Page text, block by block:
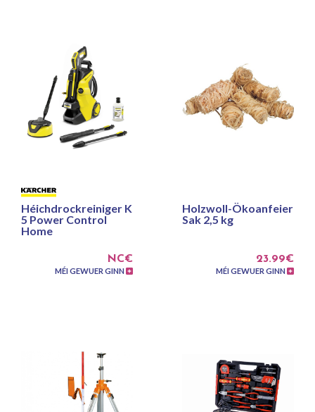
Héichdrockreiniger K
5 Power Control
Home
NC€
MÉI GEWUER GINN
Holzwoll-Ökoanfeier
Sak 2,5 kg
23.99€
MÉI GEWUER GINN